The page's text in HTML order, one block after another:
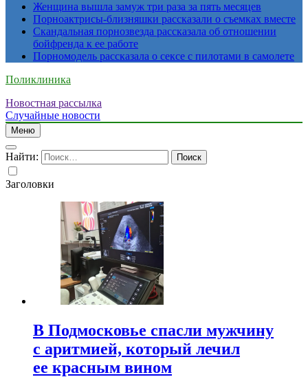
Женщина вышла замуж три раза за пять месяцев
Порноактрисы-близняшки рассказали о съемках вместе
Скандальная порнозвезда рассказала об отношении
бойфренда к ее работе
Порномодель рассказала о сексе с пилотами в самолете
Поликлиника
Новостная рассылка
Случайные новости
Меню
Найти:
Заголовки
В Подмосковье спасли мужчину
с аритмией, который лечил
ее красным вином